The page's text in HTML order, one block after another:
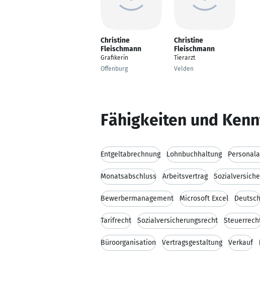
Christine
Fleischmann
Grafikerin
Offenburg
Christine
Fleischmann
Tierarzt
Velden
Fähigkeiten und
Entgeltabrechnung Lohnbuchhaltung
Monatsabschluss Arbeitsvertrag
Bewerbermanagement Microsoft Excel Deutsch
Tarifrecht Sozialversicherungsrecht
Büroorganisation Vertragsgestaltung Verkauf